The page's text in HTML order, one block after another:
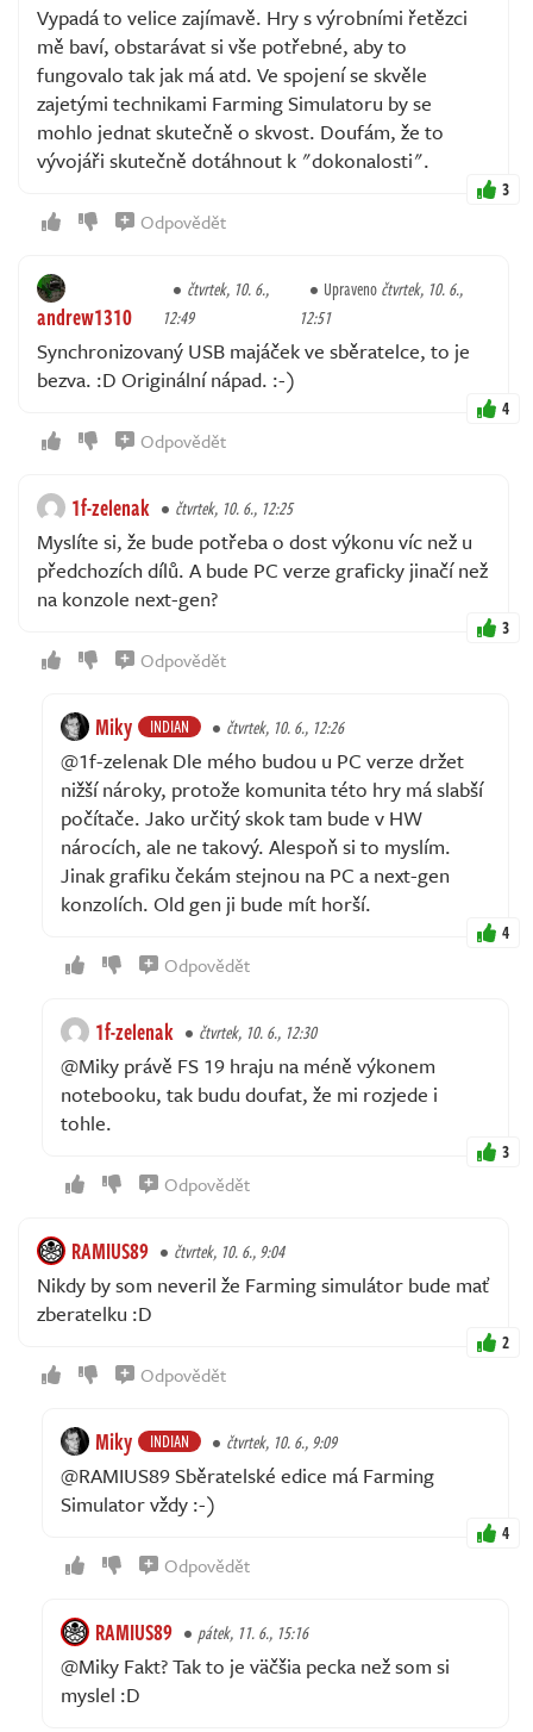
Vypadá to velice zajímavě. Hry s výrobními řetězci
mě baví, obstarávat si vše potřebné, aby to
fungovalo tak jak má atd. Ve spojení se skvěle
zajetými technikami Farming Simulatoru by se
mohlo jednat skutečně o skvost. Doufám, že to
vývojáři skutečně dotáhnout k "dokonalosti".
3
Odpovědět
andrew1310
čtvrtek, 10. 6.,
12:49
Upravenočtvrtek, 10. 6.,
12:51
Synchronizovaný USB majáček ve sběratelce, to je
bezva. :D Originální nápad. :-)
4
Odpovědět
1f-zelenak čtvrtek, 10. 6., 12:25
Myslíte si, že bude potřeba o dost výkonu víc než u
předchozích dílů. A bude PC verze graficky jinačí než
na konzole next-gen?
3
Odpovědět
Miky INDIAN čtvrtek, 10. 6., 12:26
@1f-zelenak Dle mého budou u PC verze držet
nižší nároky, protože komunita této hry má slabší
počítače. Jako určitý skok tam bude v HW
nárocích, ale ne takový. Alespoň si to myslím.
Jinak grafiku čekám stejnou na PC a next-gen
konzolích. Old gen ji bude mít horší.
4
Odpovědět
1f-zelenak čtvrtek, 10. 6., 12:30
@Miky právě FS 19 hraju na méně výkonem
notebooku, tak budu doufat, že mi rozjede i
tohle.
3
Odpovědět
RAMIUS89 čtvrtek, 10. 6., 9:04
Nikdy by som neveril že Farming simulátor bude mať
zberatelku :D
2
Odpovědět
Miky INDIAN čtvrtek, 10. 6., 9:09
@RAMIUS89 Sběratelské edice má Farming
Simulator vždy :-)
4
Odpovědět
RAMIUS89 pátek, 11. 6., 15:16
@Miky Fakt? Tak to je väčšia pecka než som si
myslel :D